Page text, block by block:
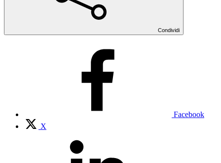
Condividi
Facebook
X